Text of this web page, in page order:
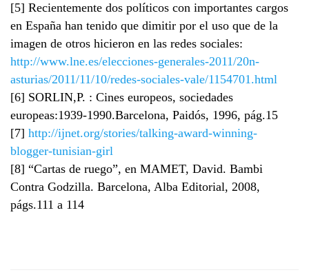
[5] Recientemente dos políticos con importantes cargos
en España han tenido que dimitir por el uso que de la
imagen de otros hicieron en las redes sociales:
http://www.lne.es/elecciones-generales-2011/20n-
asturias/2011/11/10/redes-sociales-vale/1154701.html
[6] SORLIN,P. : Cines europeos, sociedades
europeas:1939-1990.Barcelona, Paidós, 1996, pág.15
[7] http://ijnet.org/stories/talking-award-winning-
blogger-tunisian-girl
[8] “Cartas de ruego”, en MAMET, David. Bambi
Contra Godzilla. Barcelona, Alba Editorial, 2008,
págs.111 a 114